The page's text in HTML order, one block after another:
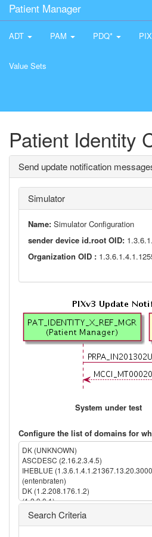
Patient Manager
ADT PAM PDQ*
Value Sets
Patient Identity
Send update notification
Simulator
Name: Simulator Configuration
sender device id.root OID:
Organization OID :
System under test
Configure the list of domains for
DK (UNKNOWN)
ASCDESC (2.16.2.3.4.5)
IHEBLUE
(entenbraten)
DK (1.2.208.176.1.2)
(1.2.9.0.1)
IPK (1.3.6.1.4.1.21367.2005.13.20.1000)
IHERED (1.3.6.1.4.1.21367.13.20.1000)
Search Criteria